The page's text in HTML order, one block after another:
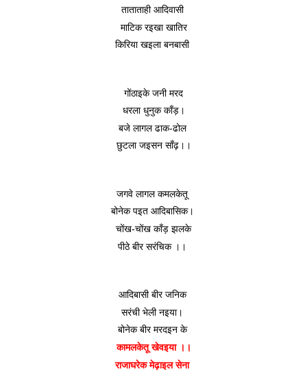
ताताताही आदिवासी
माटिक रइखा खातिर
किरिया खइला बनबासी
गोंठाइके जनी मरद
धरला धुनुक काँड़।
बजे लागल ढाक-ढोल
छुटला जइसन साँढ़।।
जगवे लागल कमलकेतू
बोनेक पइत आदिबासिक।
चोंख-चोंख काँड़ झलके
पीठे बीर सरंचिक ।।
आदिबासी बीर जनिक
सरंची भेली नइया।
बोनेक बीर मरदइन के
कामलकेतू खेवइया ।।
राजाघरेक मेढ़ाइल सेना